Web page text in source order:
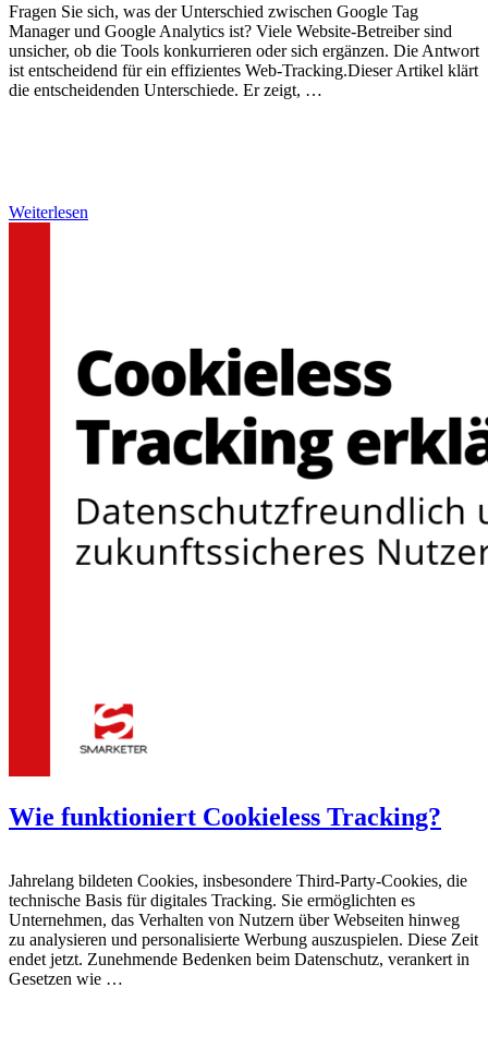
Fragen Sie sich, was der Unterschied zwischen Google Tag
Manager und Google Analytics ist? Viele Website-Betreiber sind
unsicher, ob die Tools konkurrieren oder sich ergänzen. Die Antwort
ist entscheidend für ein effizientes Web-Tracking.Dieser Artikel klärt
die entscheidenden Unterschiede. Er zeigt, …
Weiterlesen
Wie funktioniert Cookieless Tracking?
Jahrelang bildeten Cookies, insbesondere Third-Party-Cookies, die
technische Basis für digitales Tracking. Sie ermöglichten es
Unternehmen, das Verhalten von Nutzern über Webseiten hinweg
zu analysieren und personalisierte Werbung auszuspielen. Diese Zeit
endet jetzt. Zunehmende Bedenken beim Datenschutz, verankert in
Gesetzen wie …